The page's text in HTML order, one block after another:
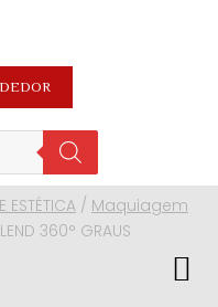
ESTÉTICA / Maquiagem
360° GRAUS